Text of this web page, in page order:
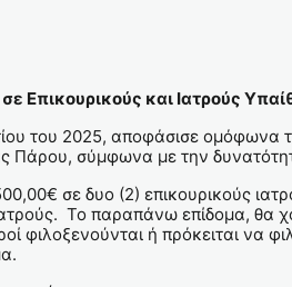
Επικουρικούς και Ιατρούς
του 2025, αποφάσισε ομόφωνα
Πάρου, σύμφωνα με την
σε δυο (2) επικουρικούς
Το παραπάνω επίδομα, θα
φιλοξενούνται ή πρόκειται να